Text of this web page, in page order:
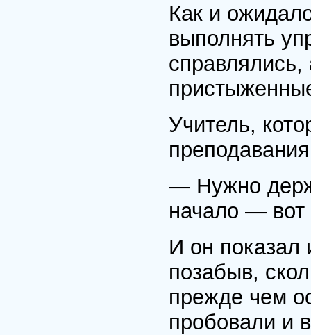
Как и
выполнять
Учитель,
— Нужно
начало — вот
И он показал
позабыв,
прежде чем
пробовали и